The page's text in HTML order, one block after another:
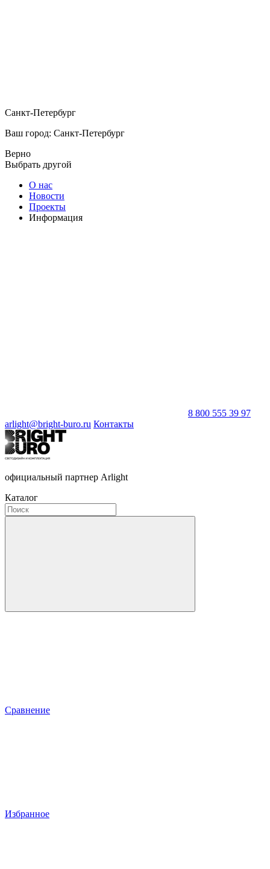
Санкт-Петербург
Ваш город: Санкт-Петербург
Верно
Выбрать другой
О нас
Новости
Проекты
Информация
8 800 555 39 97
arlight@bright-buro.ru Контакты
официальный партнер Arlight
Каталог
Сравнение
Избранное